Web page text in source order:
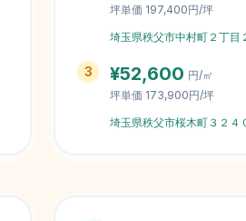
坪単価 197,400円/坪
埼玉県秩父市中村町２丁目
3 ¥52,600 円/㎡
坪単価 173,900円/坪
埼玉県秩父市桜木町３２４